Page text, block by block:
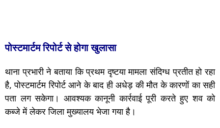
पोस्टमार्टम रिपोर्ट से होगा खुलासा
थाना प्रभारी ने बताया कि प्रथम दृष्टया मामला संदिग्ध प्रतीत हो रहा
है, पोस्टमार्टम रिपोर्ट आने के बाद ही अधेड़ की मौत के कारणों का सही
पता लग सकेगा। आवश्यक कानूनी कार्रवाई पूरी करते हुए शव को
कब्जे में लेकर जिला मुख्यालय भेजा गया है।